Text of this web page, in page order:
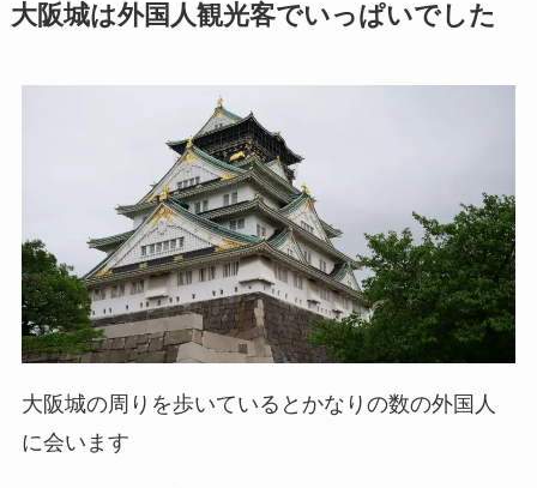
大阪城は外国人観光客でいっぱいでした
大阪城の周りを歩いているとかなりの数の外国人
に会います